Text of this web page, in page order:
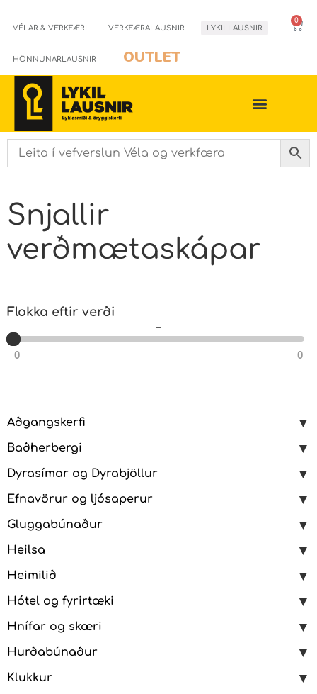
VÉLAR & VERKFÆRI VERKFÆRALAUSNIR LYKILLAUSNIR
HÖNNUNARLAUSNIR OUTLET
0
Snjallir
verðmætaskápar
Flokka eftir verði
–
0 0
Aðgangskerfi
Baðherbergi
Dyrasímar og Dyrabjöllur
Efnavörur og ljósaperur
Gluggabúnaður
Heilsa
Heimilið
Hótel og fyrirtæki
Hnífar og skæri
Hurðabúnaður
Klukkur